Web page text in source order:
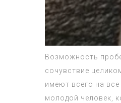
Возможность
сочувствие
имеют всего на
молодой человек,